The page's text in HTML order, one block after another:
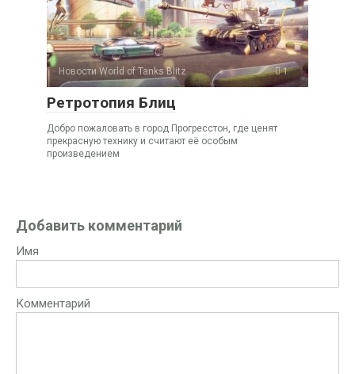
Новости World of Tanks Blitz 1
Ретротопия Блиц
Добро пожаловать в город Прогресстон, где ценят
прекрасную технику и считают её особым
произведением
Добавить комментарий
Имя
Комментарий